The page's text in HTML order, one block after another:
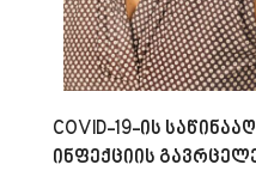
COVID-19-ის
ინფექციის